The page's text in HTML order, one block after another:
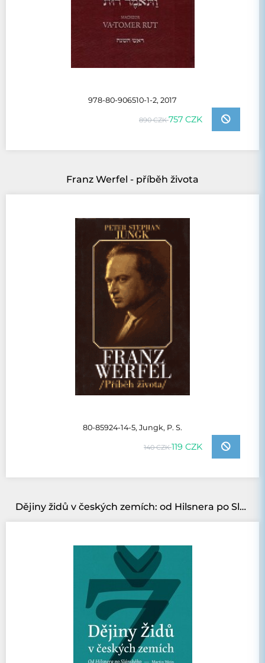
978-80-906510-1-2, 2017
890 CZK757 CZK
Franz Werfel - příběh života
80-85924-14-5, Jungk, P. S.
140 CZK119 CZK
Dějiny židů v českých zemích: od Hilsnera po Slánského